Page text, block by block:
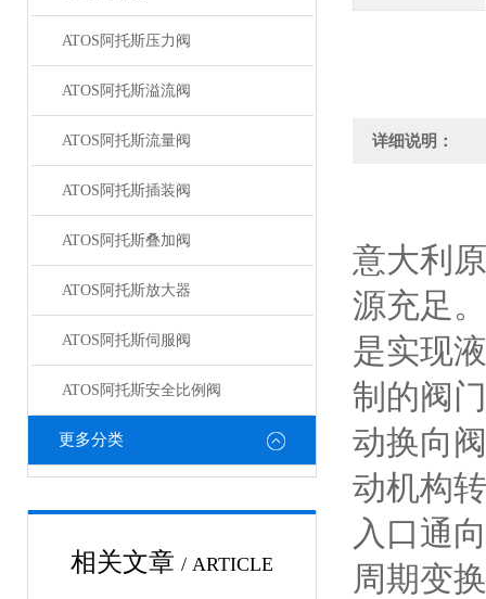
ATOS阿托斯压力阀
ATOS阿托斯溢流阀
ATOS阿托斯流量阀
ATOS阿托斯插装阀
ATOS阿托斯叠加阀
ATOS阿托斯放大器
ATOS阿托斯伺服阀
ATOS阿托斯安全比例阀
更多分类
相关文章 / ARTICLE
详细说明：
意大利
源充足。
是实现
制的阀
动换向
动机构
入口通
周期变